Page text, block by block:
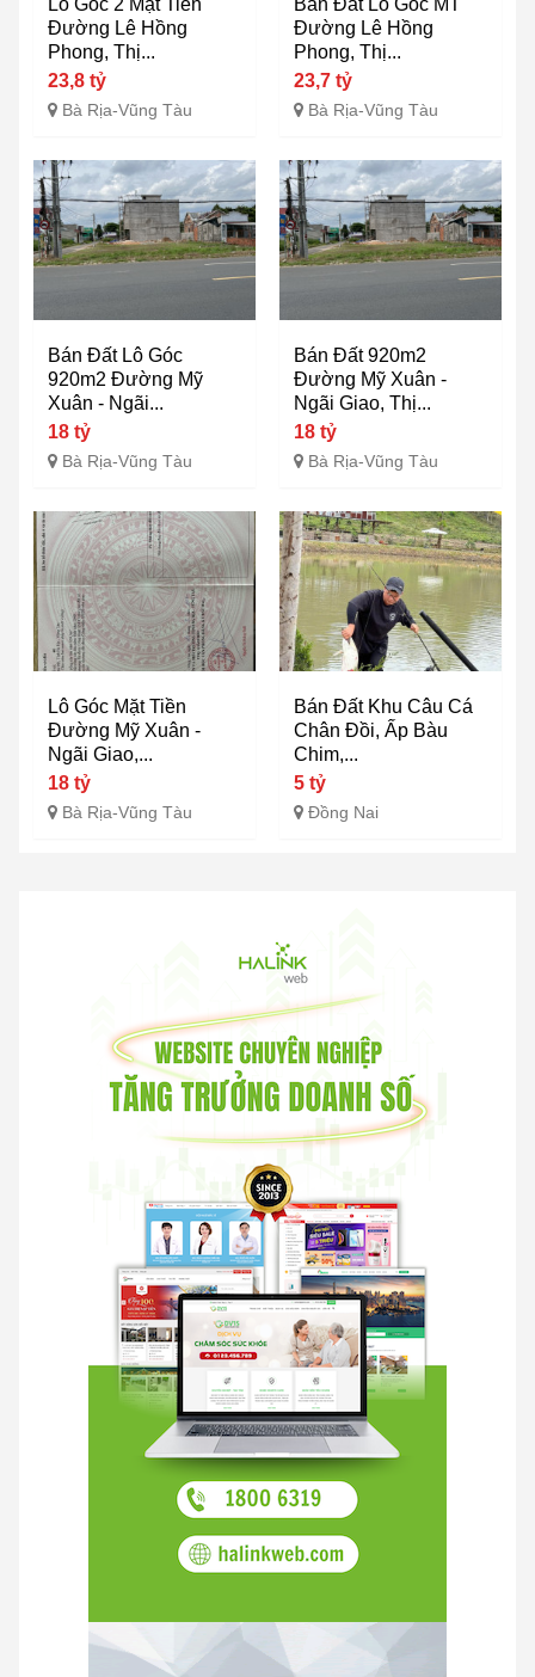
Lô Góc 2 Mặt Tiền
Đường Lê Hồng
Phong, Thị...
23,8 tỷ
Bà Rịa-Vũng Tàu
Bán Đất Lô Góc MT
Đường Lê Hồng
Phong, Thị...
23,7 tỷ
Bà Rịa-Vũng Tàu
Bán Đất Lô Góc
920m2 Đường Mỹ
Xuân - Ngãi...
18 tỷ
Bà Rịa-Vũng Tàu
Bán Đất 920m2
Đường Mỹ Xuân -
Ngãi Giao, Thị...
18 tỷ
Bà Rịa-Vũng Tàu
Lô Góc Mặt Tiền
Đường Mỹ Xuân -
Ngãi Giao,...
18 tỷ
Bà Rịa-Vũng Tàu
Bán Đất Khu Câu Cá
Chân Đồi, Ấp Bàu
Chim,...
5 tỷ
Đồng Nai